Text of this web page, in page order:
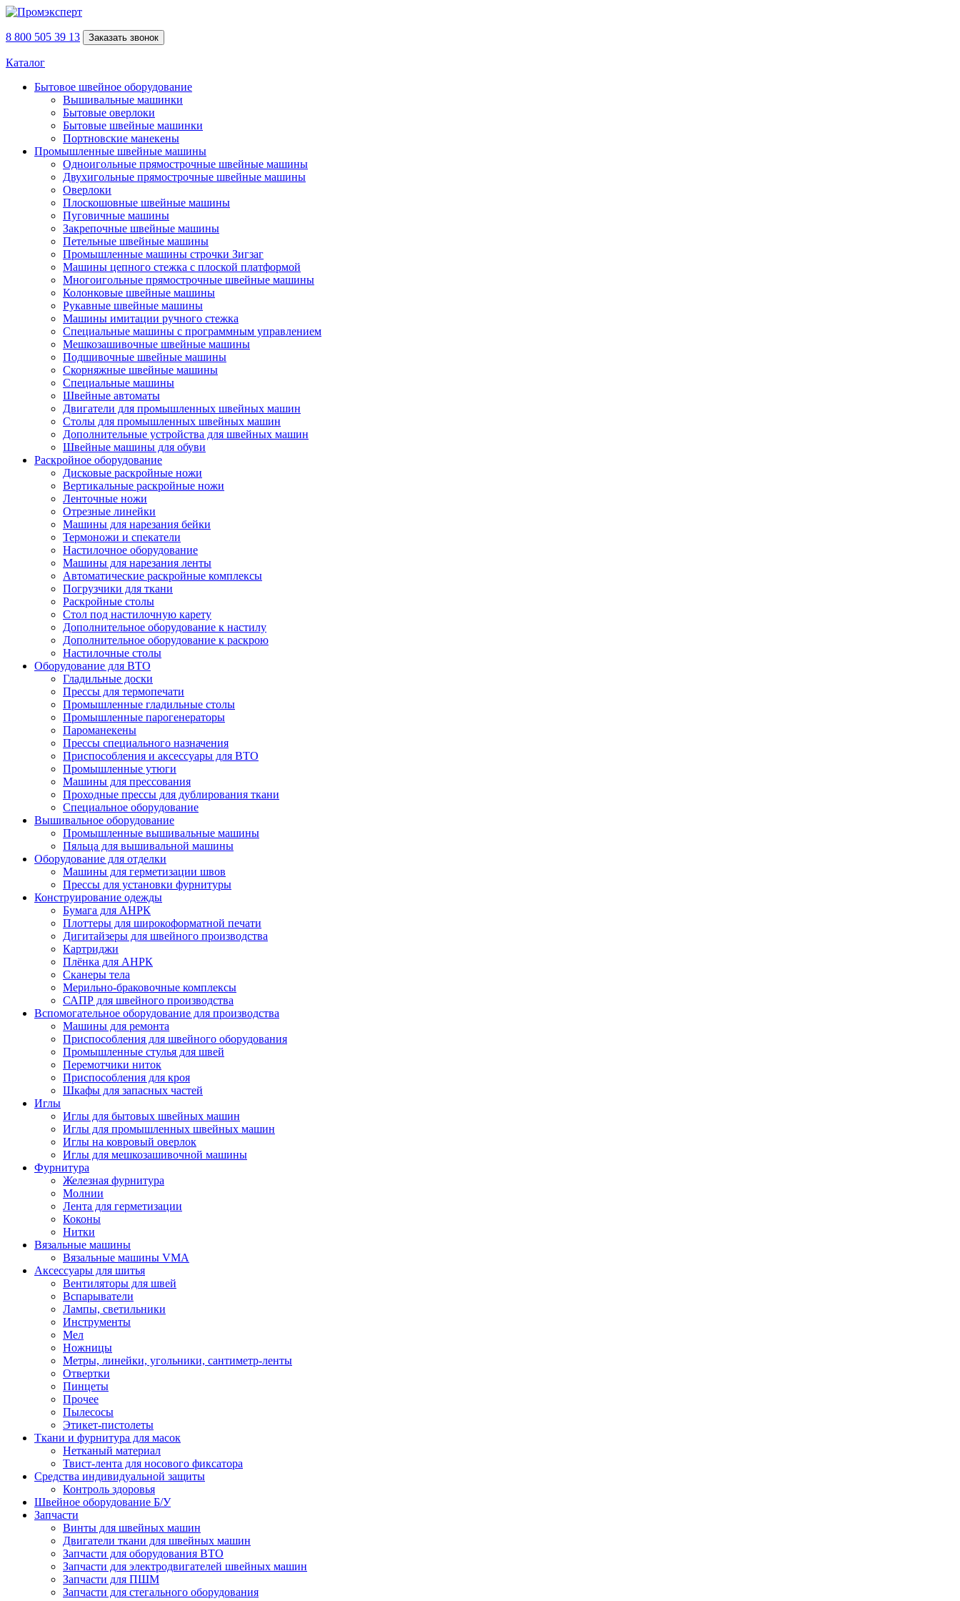
8 800 505 39 13 Заказать звонок
Каталог
Бытовое швейное оборудование
Вышивальные машинки
Бытовые оверлоки
Бытовые швейные машинки
Портновские манекены
Промышленные швейные машины
Одноигольные прямострочные швейные машины
Двухигольные прямострочные швейные машины
Оверлоки
Плоскошовные швейные машины
Пуговичные машины
Закрепочные швейные машины
Петельные швейные машины
Промышленные машины строчки Зигзаг
Машины цепного стежка с плоской платформой
Многоигольные прямострочные швейные машины
Колонковые швейные машины
Рукавные швейные машины
Машины имитации ручного стежка
Специальные машины с программным управлением
Мешкозашивочные швейные машины
Подшивочные швейные машины
Скорняжные швейные машины
Специальные машины
Швейные автоматы
Двигатели для промышленных швейных машин
Столы для промышленных швейных машин
Дополнительные устройства для швейных машин
Швейные машины для обуви
Раскройное оборудование
Дисковые раскройные ножи
Вертикальные раскройные ножи
Ленточные ножи
Отрезные линейки
Машины для нарезания бейки
Термоножи и спекатели
Настилочное оборудование
Машины для нарезания ленты
Автоматические раскройные комплексы
Погрузчики для ткани
Раскройные столы
Стол под настилочную карету
Дополнительное оборудование к настилу
Дополнительное оборудование к раскрою
Настилочные столы
Оборудование для ВТО
Гладильные доски
Прессы для термопечати
Промышленные гладильные столы
Промышленные парогенераторы
Пароманекены
Прессы специального назначения
Приспособления и аксессуары для ВТО
Промышленные утюги
Машины для прессования
Проходные прессы для дублирования ткани
Специальное оборудование
Вышивальное оборудование
Промышленные вышивальные машины
Пяльца для вышивальной машины
Оборудование для отделки
Машины для герметизации швов
Прессы для установки фурнитуры
Конструирование одежды
Бумага для АНРК
Плоттеры для широкоформатной печати
Дигитайзеры для швейного производства
Картриджи
Плёнка для АНРК
Сканеры тела
Мерильно-браковочные комплексы
САПР для швейного производства
Вспомогательное оборудование для производства
Машины для ремонта
Приспособления для швейного оборудования
Промышленные стулья для швей
Перемотчики ниток
Приспособления для кроя
Шкафы для запасных частей
Иглы
Иглы для бытовых швейных машин
Иглы для промышленных швейных машин
Иглы на ковровый оверлок
Иглы для мешкозашивочной машины
Фурнитура
Железная фурнитура
Молнии
Лента для герметизации
Коконы
Нитки
Вязальные машины
Вязальные машины VMA
Аксессуары для шитья
Вентиляторы для швей
Вспарыватели
Лампы, светильники
Инструменты
Мел
Ножницы
Метры, линейки, угольники, сантиметр-ленты
Отвертки
Пинцеты
Прочее
Пылесосы
Этикет-пистолеты
Ткани и фурнитура для масок
Нетканый материал
Твист-лента для носового фиксатора
Средства индивидуальной защиты
Контроль здоровья
Швейное оборудование Б/У
Запчасти
Винты для швейных машин
Двигатели ткани для швейных машин
Запчасти для оборудования ВТО
Запчасти для электродвигателей швейных машин
Запчасти для ПШМ
Запчасти для стегального оборудования